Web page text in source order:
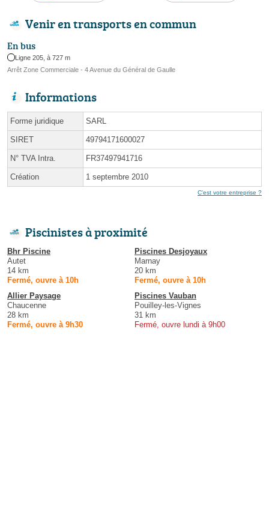
Venir en transports en commun
En bus
Ligne 205, à 727 m
Arrêt Zone Commerciale - 4 Avenue du Général de Gaulle
Informations
Forme juridique SARL
SIRET 49794171600027
N° TVA Intra. FR37497941716
Création 1 septembre 2010
C'est votre entreprise ?
Piscinistes à proximité
Bhr Piscine
Autet
14 km
Fermé, ouvre à 10h
Piscines Desjoyaux
Marnay
20 km
Fermé, ouvre à 10h
Allier Paysage
Chaucenne
28 km
Fermé, ouvre à 9h30
Piscines Vauban
Pouilley-les-Vignes
31 km
Fermé, ouvre lundi à 9h00